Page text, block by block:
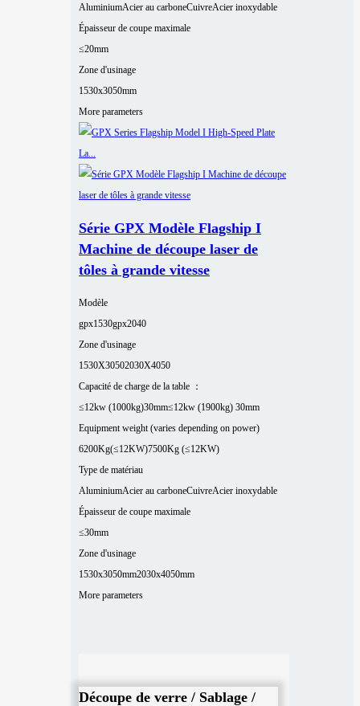
AluminiumAcier au carboneCuivreAcier inoxydable
Épaisseur de coupe maximale
≤20mm
Zone d'usinage
1530x3050mm
More parameters
Série GPX Modèle Flagship I
Machine de découpe laser de
tôles à grande vitesse
Modèle
gpx1530gpx2040
Zone d'usinage
1530X30502030X4050
Capacité de charge de la table ：
≤12kw (1000kg)30mm≤12kw (1900kg) 30mm
Equipment weight (varies depending on power)
6200Kg(≤12KW)7500Kg (≤12KW)
Type de matériau
AluminiumAcier au carboneCuivreAcier inoxydable
Épaisseur de coupe maximale
≤30mm
Zone d'usinage
1530x3050mm2030x4050mm
More parameters
Découpe de verre / Sablage /